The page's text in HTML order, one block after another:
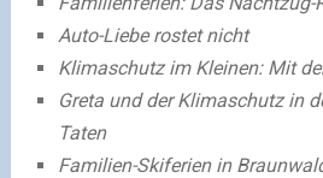
Auto-Liebe rostet nicht
Klimaschutz im Kleinen: Mit
Greta und der Klimaschutz in
Taten
Familien-Skiferien in